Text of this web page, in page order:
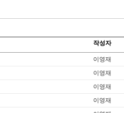
작성자
이영재
이영재
이영재
이영재